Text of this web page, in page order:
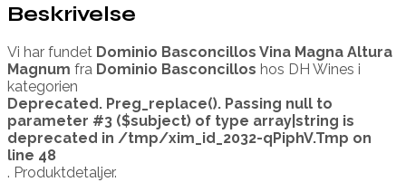
Beskrivelse
Vi har fundet Dominio Basconcillos Vina Magna Altura
Magnum fra Dominio Basconcillos hos DH Wines i
kategorien
Deprecated. Preg_replace(). Passing null to
parameter #3 ($subject) of type array|string is
deprecated in /tmp/xim_id_2032-qPiphV.Tmp on
line 48
. Produktdetaljer.